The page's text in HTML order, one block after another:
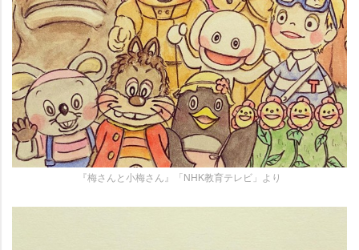
『梅さんと小梅さん』「NHK教育テレビ」より